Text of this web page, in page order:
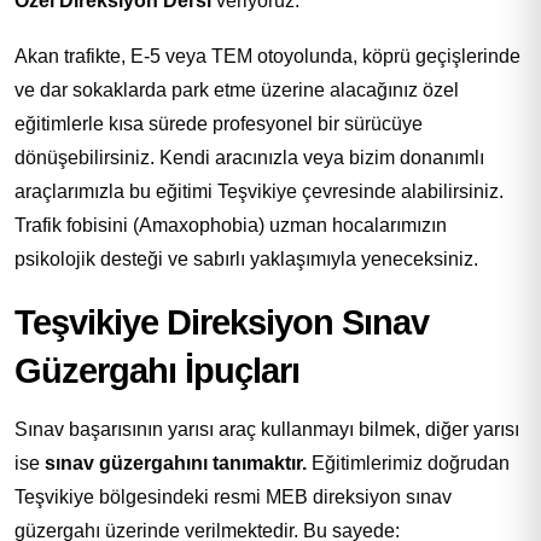
Akan trafikte, E-5 veya TEM otoyolunda, köprü geçişlerinde
ve dar sokaklarda park etme üzerine alacağınız özel
eğitimlerle kısa sürede profesyonel bir sürücüye
dönüşebilirsiniz. Kendi aracınızla veya bizim donanımlı
araçlarımızla bu eğitimi Teşvikiye çevresinde alabilirsiniz.
Trafik fobisini (Amaxophobia) uzman hocalarımızın
psikolojik desteği ve sabırlı yaklaşımıyla yeneceksiniz.
Teşvikiye Direksiyon Sınav
Güzergahı İpuçları
Sınav başarısının yarısı araç kullanmayı bilmek, diğer yarısı
ise sınav güzergahını tanımaktır. Eğitimlerimiz doğrudan
Teşvikiye bölgesindeki resmi MEB direksiyon sınav
güzergahı üzerinde verilmektedir. Bu sayede: